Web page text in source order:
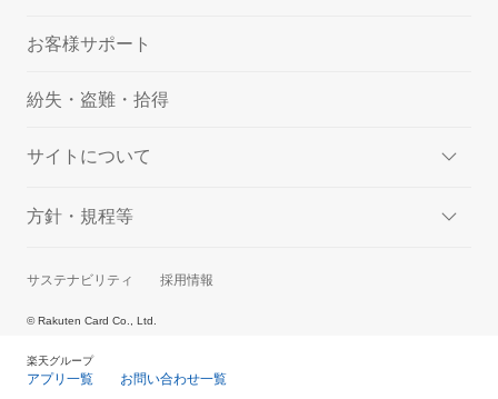
お客様サポート
紛失・盗難・拾得
サイトについて
方針・規程等
サステナビリティ 採用情報
© Rakuten Card Co., Ltd.
楽天グループ
アプリ一覧 お問い合わせ一覧